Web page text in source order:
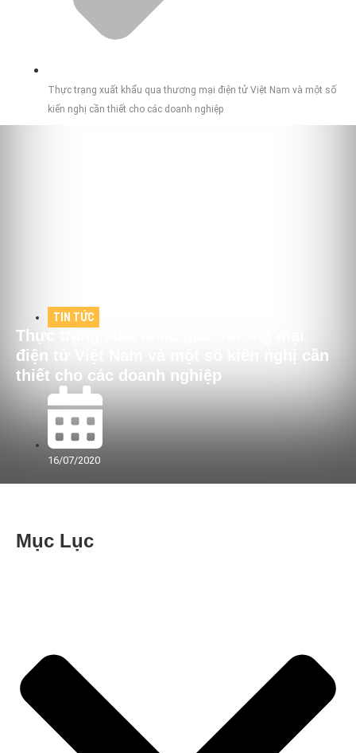
Thực trạng xuất khẩu qua thương mại điện tử Việt Nam và một số
kiến nghị cần thiết cho các doanh nghiệp
TIN TỨC
Thực trạng xuất khẩu qua thương mại
điện tử Việt Nam và một số kiến nghị cần
thiết cho các doanh nghiệp
16/07/2020
Mục Lục